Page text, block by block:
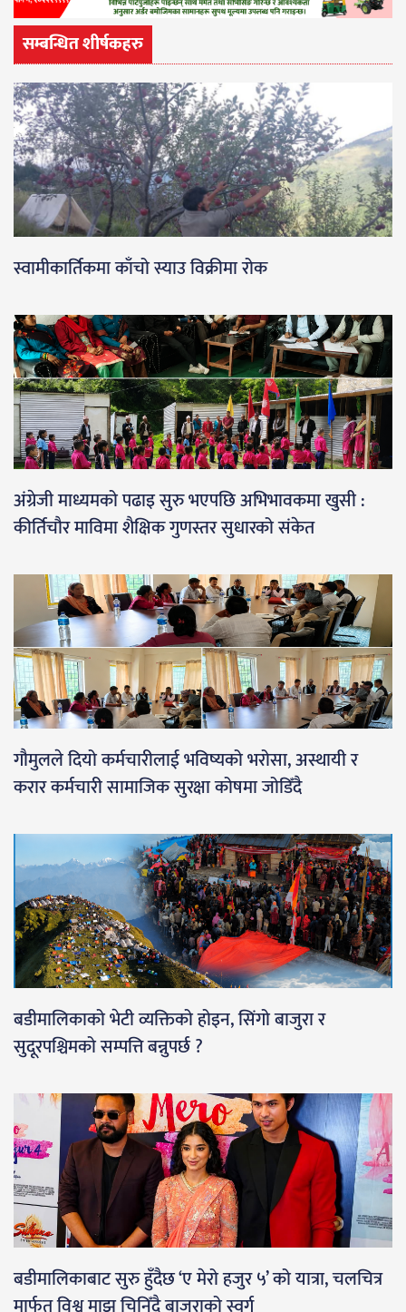
सम्बन्धित शीर्षकहरु
स्वामीकार्तिकमा काँचो स्याउ विक्रीमा रोक
अंग्रेजी माध्यमको पढाइ सुरु भएपछि अभिभावकमा खुसी :
कीर्तिचौर माविमा शैक्षिक गुणस्तर सुधारको संकेत
गौमुलले दियो कर्मचारीलाई भविष्यको भरोसा, अस्थायी र
करार कर्मचारी सामाजिक सुरक्षा कोषमा जोडिँदै
बडीमालिकाको भेटी व्यक्तिको होइन, सिंगो बाजुरा र
सुदूरपश्चिमको सम्पत्ति बन्नुपर्छ ?
बडीमालिकाबाट सुरु हुँदैछ ‘ए मेरो हजुर ५’ को यात्रा, चलचित्र